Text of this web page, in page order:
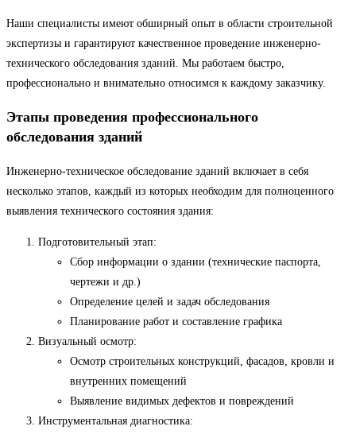
Наши специалисты имеют обширный опыт в области строительной
экспертизы и гарантируют качественное проведение инженерно-
технического обследования зданий. Мы работаем быстро,
профессионально и внимательно относимся к каждому заказчику.
Этапы проведения профессионального
обследования зданий
Инженерно-техническое обследование зданий включает в себя
несколько этапов, каждый из которых необходим для полноценного
выявления технического состояния здания:
Подготовительный этап:
Сбор информации о здании (технические паспорта,
чертежи и др.)
Определение целей и задач обследования
Планирование работ и составление графика
Визуальный осмотр:
Осмотр строительных конструкций, фасадов, кровли и
внутренних помещений
Выявление видимых дефектов и повреждений
Инструментальная диагностика: